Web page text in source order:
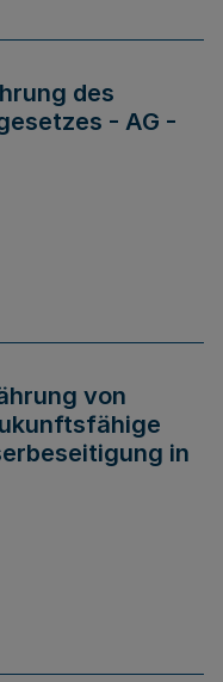
des
- AG -
von
in